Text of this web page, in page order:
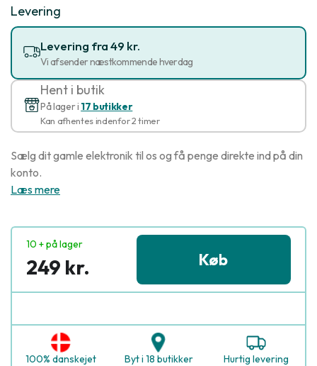
Levering
Levering fra 49 kr.
Vi afsender næstkommende hverdag
Hent i butik
På lager i 17 butikker
Kan afhentes indenfor 2 timer
Sælg dit gamle elektronik til os og få penge direkte ind på din
konto.
Læs mere
10 + på lager
249 kr. Køb
100% danskejet Byt i 18 butikker Hurtig levering